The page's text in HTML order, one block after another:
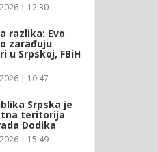
| 12:30
razlika: Evo
zarađuju
u Srpskoj, FBiH
| 10:47
Srpska je
teritorija
Dodika
| 15:49